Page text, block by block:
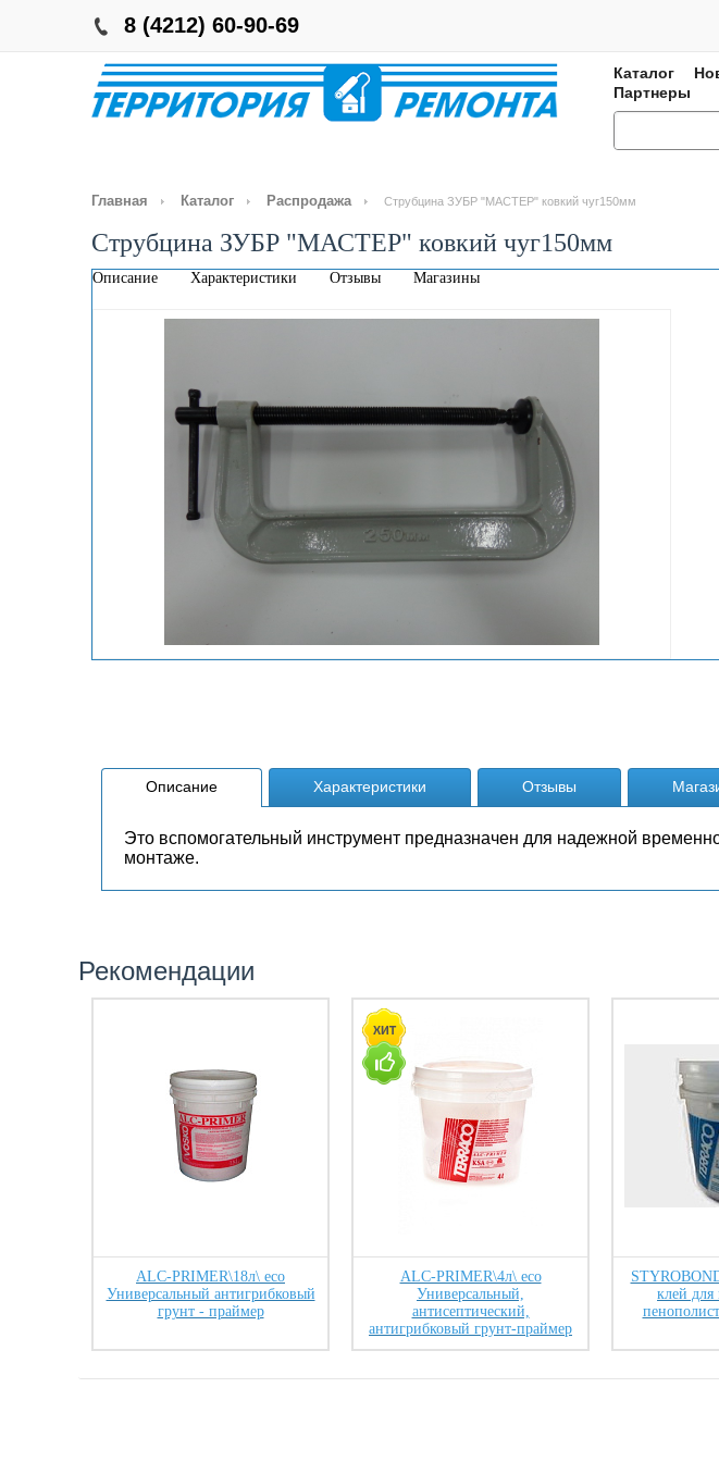
8 (4212) 60-90-69
Каталог
Партнеры
Главная Каталог Распродажа Струбцина ЗУБР "МАСТЕР" ковкий чуг150мм
Струбцина ЗУБР "МАСТЕР" ковкий чуг150мм
Описание Характеристики Отзывы Магазины
Описание Характеристики Отзывы
Это вспомогательный инструмент предназначен для надежной
монтаже.
Рекомендации
ALC-PRIMER\18л\ eco
Универсальный антигрибковый
грунт - праймер
ALC-PRIMER\4л\ eco
Универсальный,
антисептический,
антигрибковый грунт-праймер
клей